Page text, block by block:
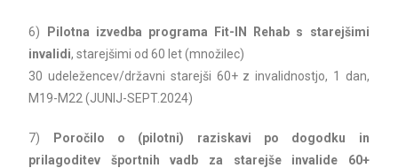
6)
Pilotna izvedba programa Fit-IN Rehab s starejšimi
invalidi, starejšimi od 60 let (množilec)
30 udeležencev/državni starejši 60+ z invalidnostjo, 1 dan,
M19-M22 (JUNIJ-SEPT.2024)
7)
Poročilo o (pilotni) raziskavi po dogodku in
prilagoditev športnih vadb za starejše invalide 60+